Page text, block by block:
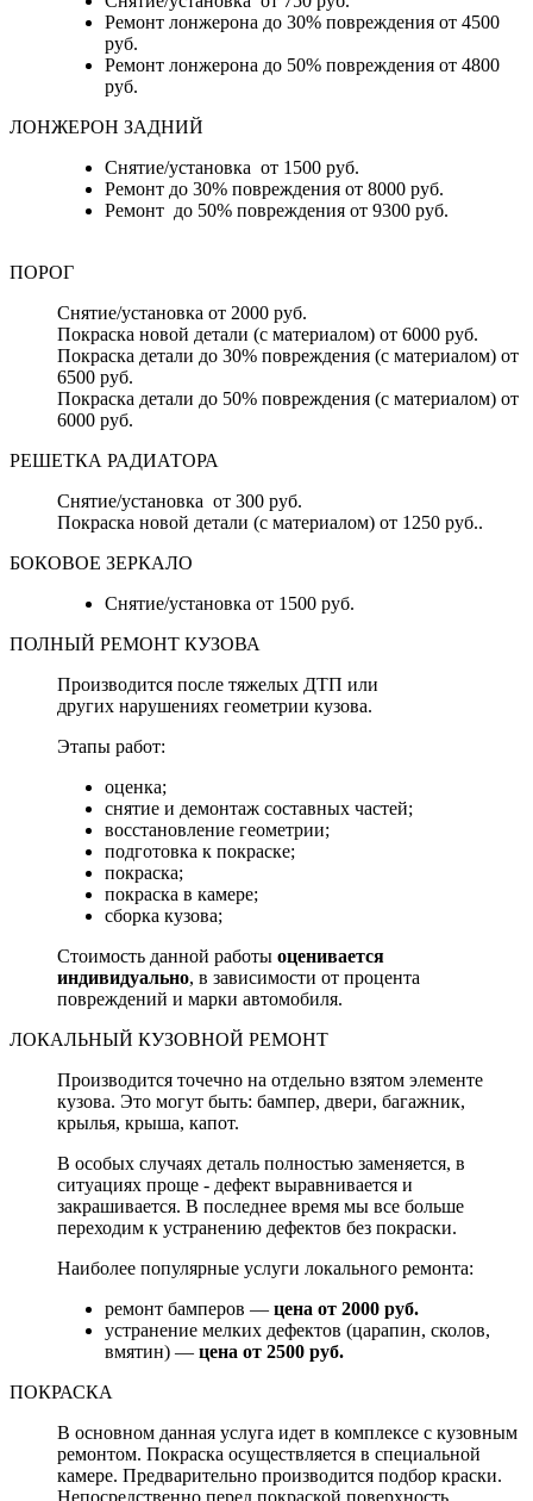
Ремонт лонжерона до 30% повреждения от 4500
руб.
Ремонт лонжерона до 50% повреждения от 4800
руб.
ЛОНЖЕРОН ЗАДНИЙ
Снятие/установка от 1500 руб.
Ремонт до 30% повреждения от 8000 руб.
Ремонт до 50% повреждения от 9300 руб.
ПОРОГ
Снятие/установка от 2000 руб.
Покраска новой детали (с материалом) от 6000 руб.
Покраска детали до 30% повреждения (с материалом) от
6500 руб.
Покраска детали до 50% повреждения (с материалом) от
6000 руб.
РЕШЕТКА РАДИАТОРА
Снятие/установка от 300 руб.
Покраска новой детали (с материалом) от 1250 руб..
БОКОВОЕ ЗЕРКАЛО
Снятие/установка от 1500 руб.
ПОЛНЫЙ РЕМОНТ КУЗОВА
Производится после тяжелых ДТП или
других нарушениях геометрии кузова.
Этапы работ:
оценка;
снятие и демонтаж составных частей;
восстановление геометрии;
подготовка к покраске;
покраска;
покраска в камере;
сборка кузова;
Стоимость данной работы оценивается
индивидуально, в зависимости от процента
повреждений и марки автомобиля.
ЛОКАЛЬНЫЙ КУЗОВНОЙ РЕМОНТ
Производится точечно на отдельно взятом элементе
кузова. Это могут быть: бампер, двери, багажник,
крылья, крыша, капот.
В особых случаях деталь полностью заменяется, в
ситуациях проще - дефект выравнивается и
закрашивается. В последнее время мы все больше
переходим к устранению дефектов без покраски.
Наиболее популярные услуги локального ремонта:
ремонт бамперов — цена от 2000 руб.
устранение мелких дефектов (царапин, сколов,
вмятин) — цена от 2500 руб.
ПОКРАСКА
В основном данная услуга идет в комплексе с кузовным
ремонтом. Покраска осуществляется в специальной
камере. Предварительно производится подбор краски.